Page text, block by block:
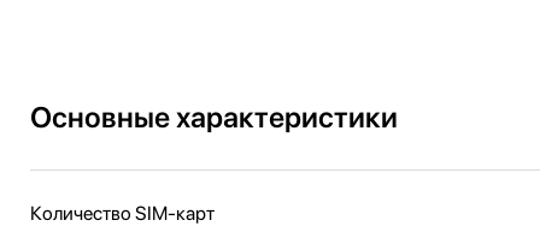
Основные характеристики
Количество SIM-карт